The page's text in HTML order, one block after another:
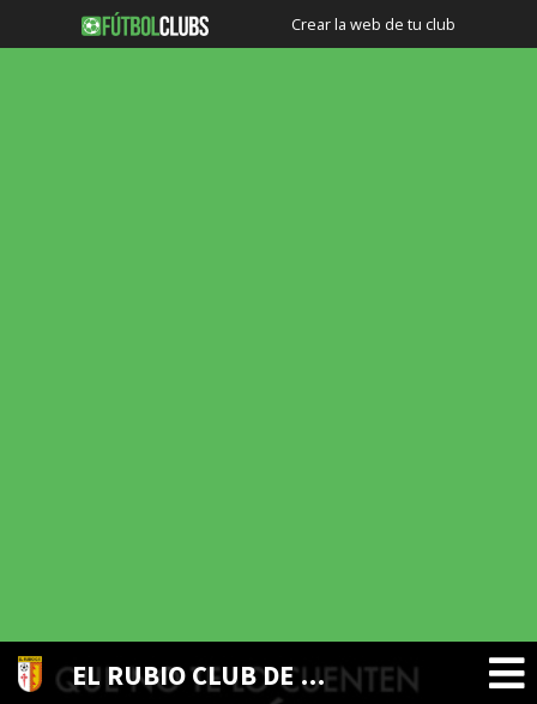
Crear la web de tu club
EL RUBIO CLUB DE FUTBOL